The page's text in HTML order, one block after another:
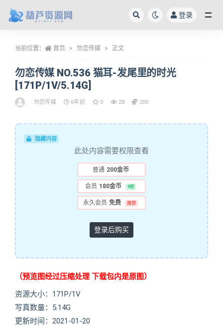
登录
当前位置： 首页 勿恋传媒 正文
勿恋传媒 NO.536 猫耳-发尾里的时光
[171P/1V/5.14G]
勿恋传媒 6年前 0 28 200
隐藏内容
此处内容需要权限查看
普通 200金币
会员 180金币 9折
永久会员 免费 推荐
登录后购买
（预览图经过压缩处理 下载包内是原图）
资源大小：171P/1V
写真数量：5.14G
更新时间：2021-01-20